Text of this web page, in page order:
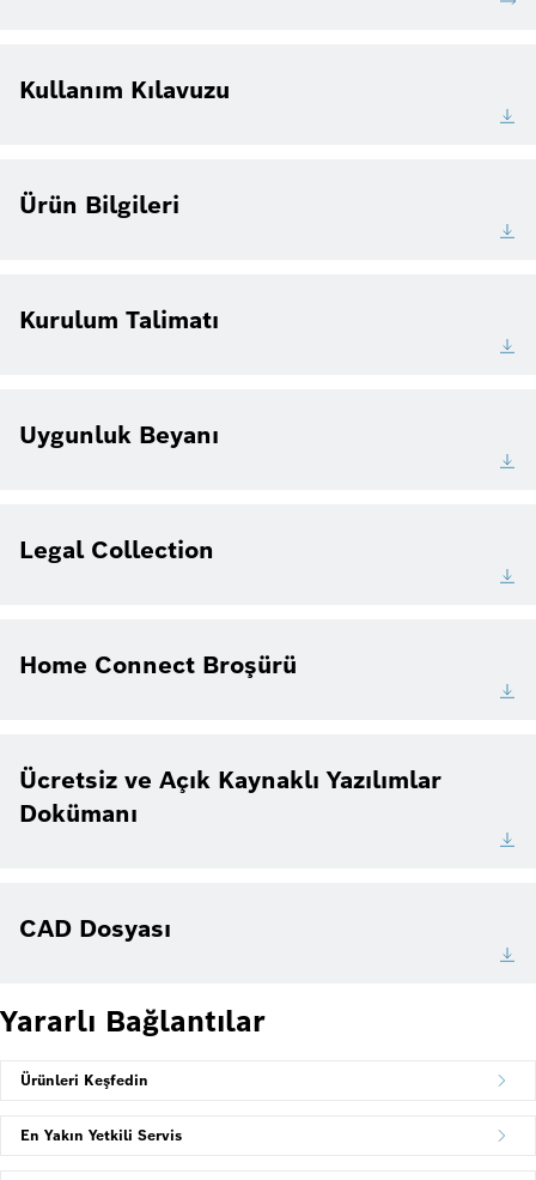
Kullanım Kılavuzu
Ürün Bilgileri
Kurulum Talimatı
Uygunluk Beyanı
Legal Collection
Home Connect Broşürü
Ücretsiz ve Açık Kaynaklı Yazılımlar
Dokümanı
CAD Dosyası
Yararlı Bağlantılar
Ürünleri Keşfedin
En Yakın Yetkili Servis